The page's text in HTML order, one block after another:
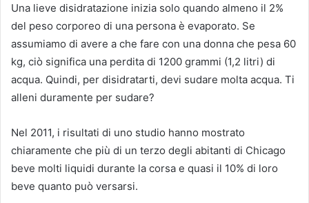
Una lieve disidratazione inizia solo quando almeno il 2%
del peso corporeo di una persona è evaporato. Se
assumiamo di avere a che fare con una donna che pesa 60
kg, ciò significa una perdita di 1200 grammi (1,2 litri) di
acqua. Quindi, per disidratarti, devi sudare molta acqua. Ti
alleni duramente per sudare?
Nel 2011, i risultati di uno studio hanno mostrato
chiaramente che più di un terzo degli abitanti di Chicago
beve molti liquidi durante la corsa e quasi il 10% di loro
beve quanto può versarsi.